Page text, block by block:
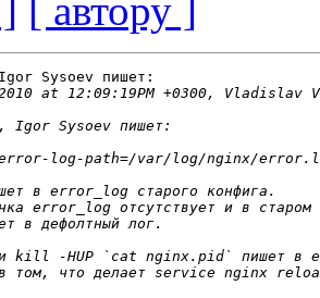
[ автору ]
Sysoev пишет: